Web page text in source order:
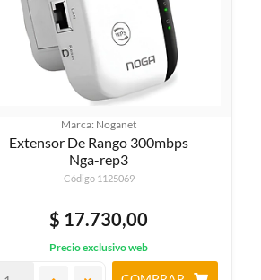
Marca: Tp-link
Switch 8 Puertos 100mbps Tl-
sf1008d
Código 1125932
$ 20.120,00
Precio exclusivo web